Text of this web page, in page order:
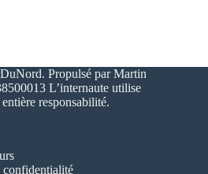
Propulsé par Martin
L’internaute utilise
entière responsabilité.
confidentialité